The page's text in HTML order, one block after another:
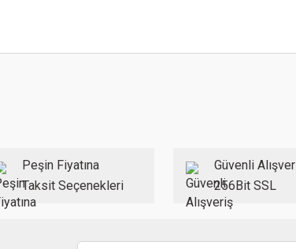
Peşin Fiyatına
Taksit Seçenekleri
Güvenli
256Bit SSL